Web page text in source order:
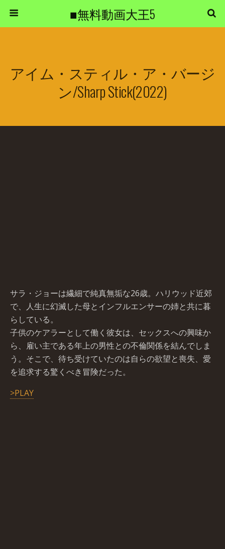
■無料動画大王5
アイム・スティル・ア・バージ
ン/Sharp Stick(2022)
サラ・ジョーは繊細で純真無垢な26歳。ハリウッド近郊
で、人生に幻滅した母とインフルエンサーの姉と共に暮
らしている。
子供のケアラーとして働く彼女は、セックスへの興味か
ら、雇い主である年上の男性との不倫関係を結んでしま
う。そこで、待ち受けていたのは自らの欲望と喪失、愛
を追求する驚くべき冒険だった。
>PLAY